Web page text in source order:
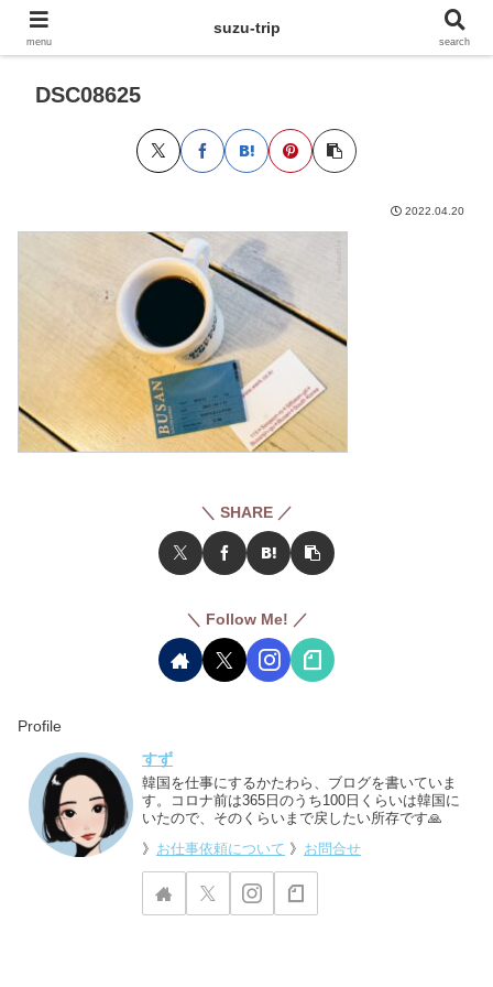
DSC08625
2022.04.20
＼ SHARE ／
＼ Follow Me! ／
Profile
すず
韓国を仕事にするかたわら、ブログを書いていま
す。コロナ前は365日のうち100日くらいは韓国に
いたので、そのくらいまで戻したい所存です🙏
》 お仕事依頼について 》 お問合せ
menu
suzu-trip
search